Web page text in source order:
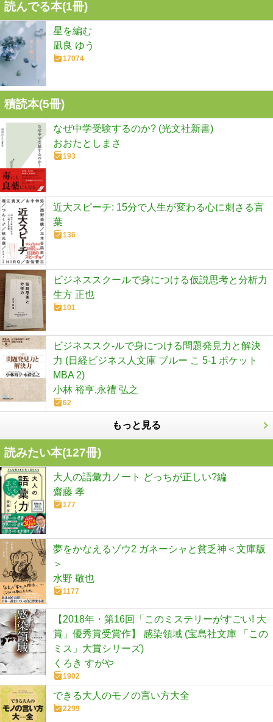
読んでる本(1冊)
星を編む
凪良 ゆう
17074
積読本(5冊)
なぜ中学受験するのか? (光文社新書)
おおたとしまさ
193
近大スピーチ: 15分で人生が変わる心に刺さる言
葉
136
ビジネススクールで身につける仮説思考と分析力
生方 正也
101
ビジネススク-ルで身につける問題発見力と解決
力 (日経ビジネス人文庫 ブルー こ 5-1 ポケット
MBA 2)
小林 裕亨,永禮 弘之
62
もっと見る
読みたい本(127冊)
大人の語彙力ノート どっちが正しい?編
齋藤 孝
177
夢をかなえるゾウ2 ガネーシャと貧乏神＜文庫版
＞
水野 敬也
1177
【2018年・第16回「このミステリーがすごい! 大
賞」優秀賞受賞作】 感染領域 (宝島社文庫 「この
ミス」大賞シリーズ)
くろき すがや
1902
できる大人のモノの言い方大全
2299